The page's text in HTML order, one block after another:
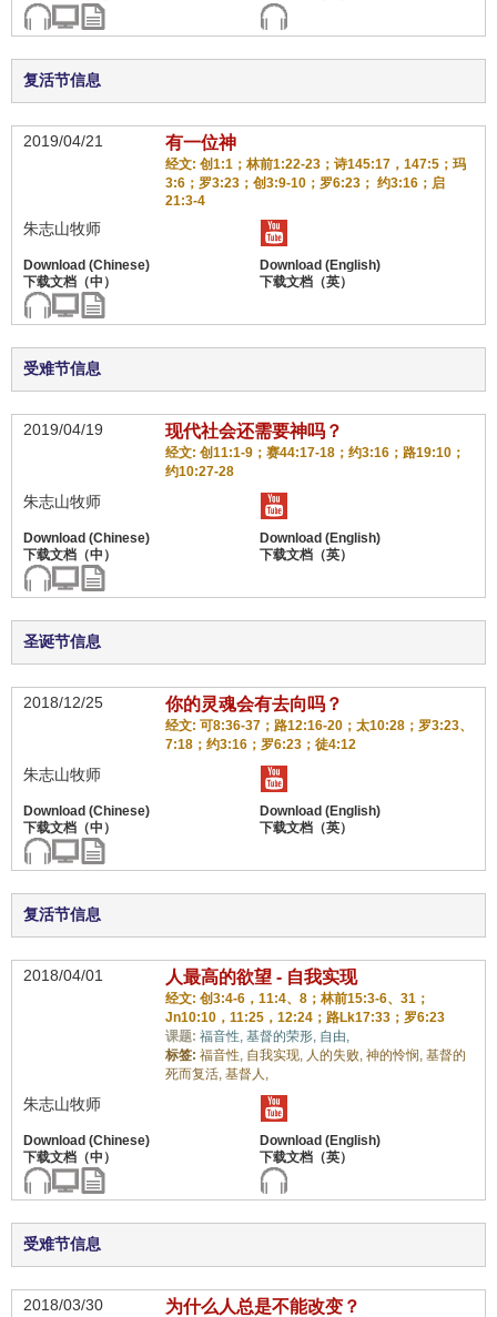
复活节信息
2019/04/21 有一位神
经文: 创1:1；林前1:22-23；诗145:17，147:5；玛
3:6；罗3:23；创3:9-10；罗6:23； 约3:16；启
21:3-4
朱志山牧师
受难节信息
2019/04/19 现代社会还需要神吗？
经文: 创11:1-9；赛44:17-18；约3:16；路19:10；
约10:27-28
朱志山牧师
圣诞节信息
2018/12/25 你的灵魂会有去向吗？
经文: 可8:36-37；路12:16-20；太10:28；罗3:23、
7:18；约3:16；罗6:23；徒4:12
朱志山牧师
复活节信息
2018/04/01 人最高的欲望 - 自我实现
经文: 创3:4-6，11:4、8；林前15:3-6、31；
Jn10:10，11:25，12:24；路Lk17:33；罗6:23
课题: 福音性, 基督的荣形, 自由,
标签: 福音性, 自我实现, 人的失败, 神的怜悯, 基督的
死而复活, 基督人,
朱志山牧师
受难节信息
2018/03/30 为什么人总是不能改变？